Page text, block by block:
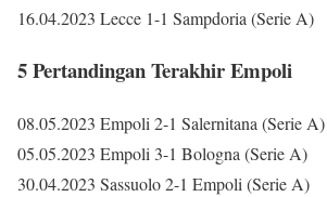
16.04.2023 Lecce 1-1 Sampdoria (Serie A)
5 Pertandingan Terakhir Empoli
08.05.2023 Empoli 2-1 Salernitana (Serie A)
05.05.2023 Empoli 3-1 Bologna (Serie A)
30.04.2023 Sassuolo 2-1 Empoli (Serie A)